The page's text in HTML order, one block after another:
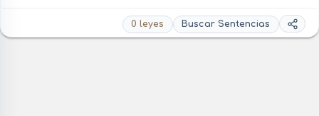
0 leyes Buscar Sentencias